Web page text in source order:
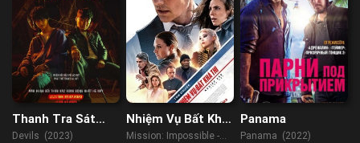
Thanh Tra Sát
Nhân
Devils (2023)
Nhiệm Vụ Bất Khả
Thi 7 – Nghiệp
Mission: Impossible -
Panama
Panama (2022)